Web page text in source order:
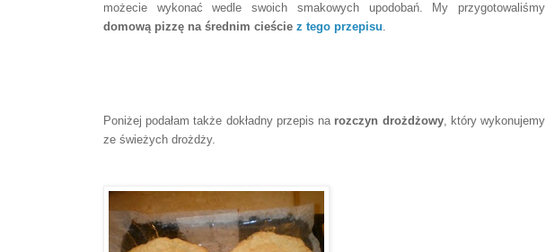
możecie wykonać wedle swoich smakowych upodobań. My przygotowaliśmy
domową pizzę na średnim cieście z tego przepisu.
Poniżej podałam także dokładny przepis na rozczyn drożdżowy, który wykonujemy
ze świeżych drożdży.